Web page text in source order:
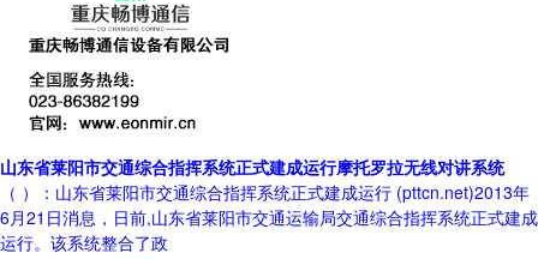
山东省莱阳市交通综合指挥系统正式建成运行摩托罗拉无线对讲系统
（ ）：山东省莱阳市交通综合指挥系统正式建成运行 (pttcn.net)2013年
6月21日消息，日前,山东省莱阳市交通运输局交通综合指挥系统正式建成
运行。该系统整合了政